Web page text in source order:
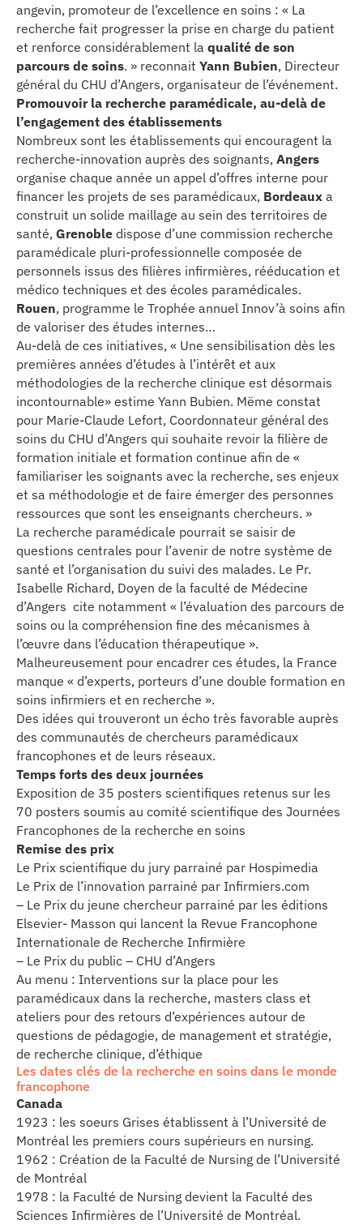
l’éditeur
un CHU
angevin, promoteur de l’excellence en soins : « La
recherche fait progresser la prise en charge du patient
et renforce considérablement la qualité de son
parcours de soins. » reconnait Yann Bubien, Directeur
général du CHU d’Angers, organisateur de l’événement.
Promouvoir la recherche paramédicale, au-delà de
l’engagement des établissements
Nombreux sont les établissements qui encouragent la
recherche-innovation auprès des soignants, Angers
organise chaque année un appel d’offres interne pour
financer les projets de ses paramédicaux, Bordeaux a
construit un solide maillage au sein des territoires de
santé, Grenoble dispose d’une commission recherche
paramédicale pluri-professionnelle composée de
personnels issus des filières infirmières, rééducation et
médico techniques et des écoles paramédicales.
Rouen, programme le Trophée annuel Innov’à soins afin
de valoriser des études internes…
Au-delà de ces initiatives, « Une sensibilisation dès les
premières années d’études à l’intérêt et aux
méthodologies de la recherche clinique est désormais
incontournable» estime Yann Bubien. Mëme constat
pour Marie-Claude Lefort, Coordonnateur général des
soins du CHU d’Angers qui souhaite revoir la filière de
formation initiale et formation continue afin de «
familiariser les soignants avec la recherche, ses enjeux
et sa méthodologie et de faire émerger des personnes
ressources que sont les enseignants chercheurs. »
La recherche paramédicale pourrait se saisir de
questions centrales pour l’avenir de notre système de
santé et l’organisation du suivi des malades. Le Pr.
Isabelle Richard, Doyen de la faculté de Médecine
d’Angers cite notamment « l’évaluation des parcours de
soins ou la compréhension fine des mécanismes à
l’œuvre dans l’éducation thérapeutique ».
Malheureusement pour encadrer ces études, la France
manque « d’experts, porteurs d’une double formation en
soins infirmiers et en recherche ».
Des idées qui trouveront un écho très favorable auprès
des communautés de chercheurs paramédicaux
francophones et de leurs réseaux.
Temps forts des deux journées
Exposition de 35 posters scientifiques retenus sur les
70 posters soumis au comité scientifique des Journées
Francophones de la recherche en soins
Remise des prix
Le Prix scientifique du jury parrainé par Hospimedia
Le Prix de l’innovation parrainé par Infirmiers.com
– Le Prix du jeune chercheur parrainé par les éditions
Elsevier- Masson qui lancent la Revue Francophone
Internationale de Recherche Infirmière
– Le Prix du public – CHU d’Angers
Au menu : Interventions sur la place pour les
paramédicaux dans la recherche, masters class et
ateliers pour des retours d’expériences autour de
questions de pédagogie, de management et stratégie,
de recherche clinique, d’éthique
Les dates clés de la recherche en soins dans le monde
francophone
Canada
1923 : les soeurs Grises établissent à l’Université de
Montréal les premiers cours supérieurs en nursing.
1962 : Création de la Faculté de Nursing de l’Université
de Montréal
1978 : la Faculté de Nursing devient la Faculté des
Sciences Infirmières de l’Université de Montréal.